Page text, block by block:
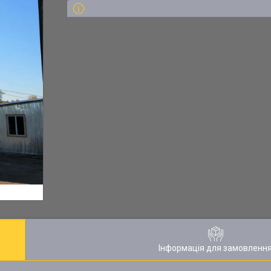
Інформація для